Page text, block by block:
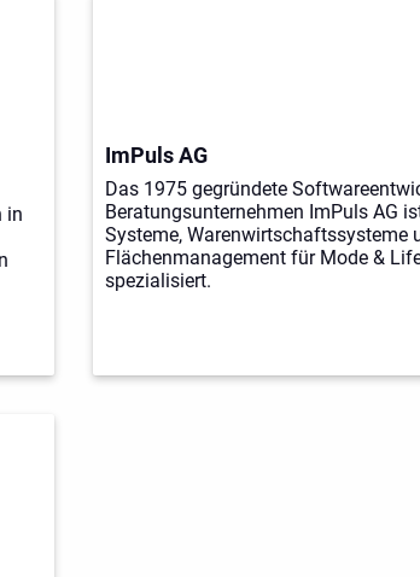
in
ImPuls AG
Das 1975 gegründete
Beratungsunternehmen ImPuls AG
Systeme, Warenwirtschaftssysteme
Flächenmanagement für Mode &
spezialisiert.